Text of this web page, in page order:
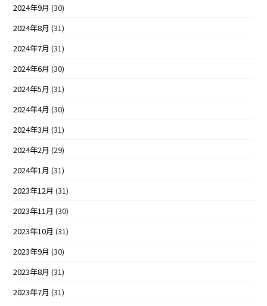
2024年9月 (30)
2024年8月 (31)
2024年7月 (31)
2024年6月 (30)
2024年5月 (31)
2024年4月 (30)
2024年3月 (31)
2024年2月 (29)
2024年1月 (31)
2023年12月 (31)
2023年11月 (30)
2023年10月 (31)
2023年9月 (30)
2023年8月 (31)
2023年7月 (31)